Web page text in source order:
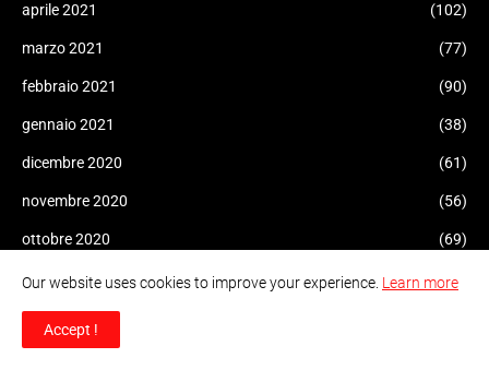
aprile 2021 (102)
marzo 2021 (77)
febbraio 2021 (90)
gennaio 2021 (38)
dicembre 2020 (61)
novembre 2020 (56)
ottobre 2020 (69)
settembre 2020 (100)
agosto 2020
luglio 2020
Our website uses cookies to improve your experience. Learn more
Accept !